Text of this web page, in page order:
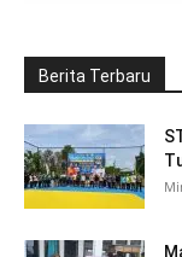
Berita Terbaru